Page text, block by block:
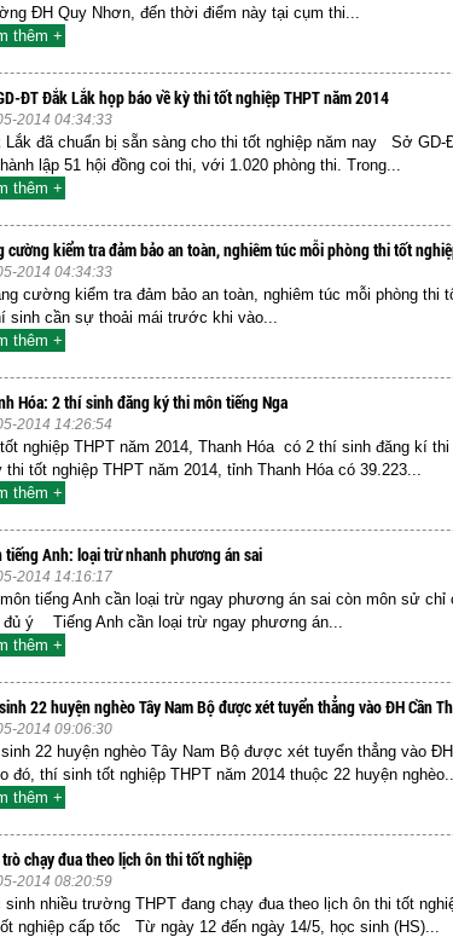
ĐH Quy Nhơn, đến thời điểm này tại cụm thi...
thêm +
ĐT Đắk Lắk họp báo về kỳ thi tốt nghiệp THPT năm 2014
2014 04:34:33
Lắk đã chuẩn bị sẵn sàng cho thi tốt nghiệp năm nay Sở GD-
lập 51 hội đồng coi thi, với 1.020 phòng thi. Trong...
thêm +
cường kiểm tra đảm bảo an toàn, nghiêm túc mỗi phòng thi tốt
2014 04:34:33
cường kiểm tra đảm bảo an toàn, nghiêm túc mỗi phòng thi
sinh cần sự thoải mái trước khi vào...
thêm +
Hóa: 2 thí sinh đăng ký thi môn tiếng Nga
2014 14:26:54
nghiệp THPT năm 2014, Thanh Hóa có 2 thí sinh đăng kí thi
thi tốt nghiệp THPT năm 2014, tỉnh Thanh Hóa có 39.223...
thêm +
tiếng Anh: loại trừ nhanh phương án sai
2014 14:16:17
tiếng Anh cần loại trừ ngay phương án sai còn môn sử chỉ
đủ ý Tiếng Anh cần loại trừ ngay phương án...
thêm +
22 huyện nghèo Tây Nam Bộ được xét tuyển thẳng vào ĐH Cần
2014 09:06:30
22 huyện nghèo Tây Nam Bộ được xét tuyển thẳng vào
đó, thí sinh tốt nghiệp THPT năm 2014 thuộc 22 huyện
thêm +
chạy đua theo lịch ôn thi tốt nghiệp
2014 08:20:59
sinh nhiều trường THPT đang chạy đua theo lịch ôn thi tốt
nghiệp cấp tốc Từ ngày 12 đến ngày 14/5, học sinh (HS)...